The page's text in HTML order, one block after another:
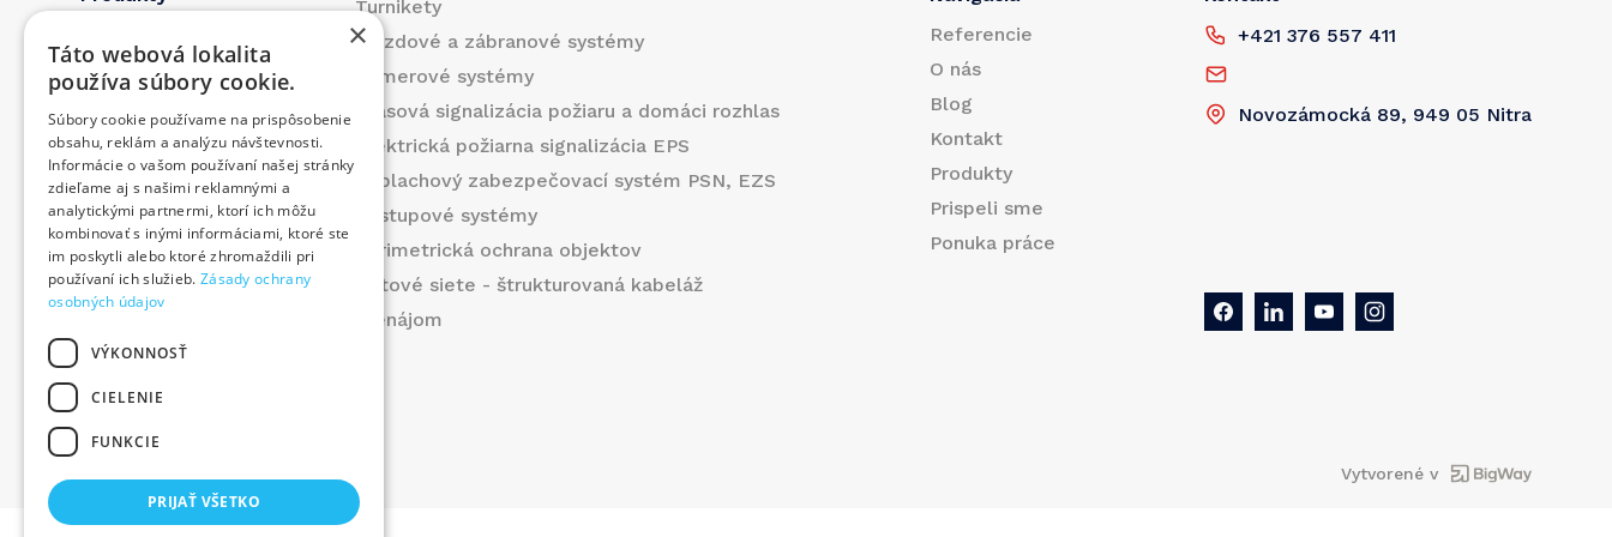
O nás
Kontakt
Produkty
Prispeli sme
Ponuka práce
Turnikety
Vjazdové a zábranové systémy
Kamerové systémy
Hlasová signalizácia požiaru a domáci rozhlas
Elektrická požiarna signalizácia EPS
Poplachový zabezpečovací systém PSN, EZS
Prístupové systémy
Perimetrická ochrana objektov
Dátové siete - štrukturovaná kabeláž
Prenájom
Referencie
O nás
Blog
Kontakt
Produkty
Prispeli sme
Ponuka práce
+421 376 557 411
Novozámocká 89, 949 05 Nitra
Vytvorené v
×
Táto webová lokalita
používa súbory cookie.
Súbory cookie používame na prispôsobenie
obsahu, reklám a analýzu návštevnosti.
Informácie o vašom používaní našej stránky
zdieľame aj s našimi reklamnými a
analytickými partnermi, ktorí ich môžu
kombinovať s inými informáciami, ktoré ste
im poskytli alebo ktoré zhromaždili pri
používaní ich služieb. Zásady ochrany
osobných údajov
VÝKONNOSŤ
CIELENIE
FUNKCIE
PRIJAŤ VŠETKO